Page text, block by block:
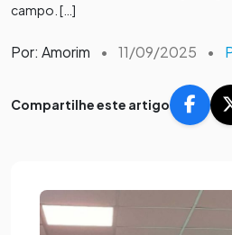
campo. […]
Por: Amorim • 11/09/2025 •
Compartilhe este artigo